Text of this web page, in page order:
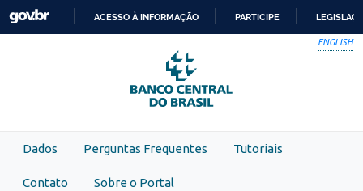
Skip to main content
PARA
O
CONTEÚDO
ACESSO À INFORMAÇÃO PARTICIPE
ENGLISH
Dados Perguntas Frequentes Tutoriais
Contato Sobre o Portal